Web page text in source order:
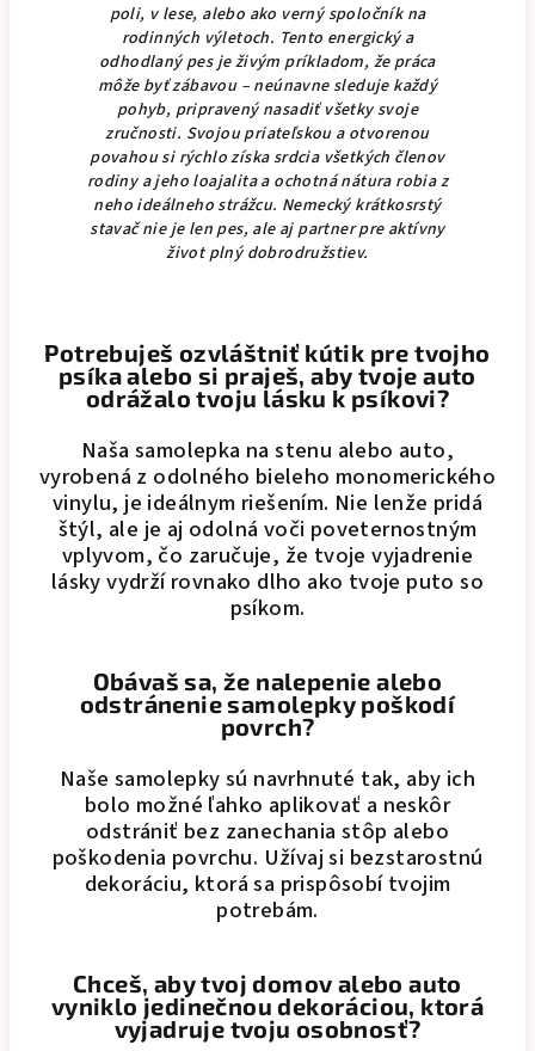
poli, v lese, alebo ako verný spoločník na
rodinných výletoch. Tento energický a
odhodlaný pes je živým príkladom, že práca
môže byť zábavou – neúnavne sleduje každý
pohyb, pripravený nasadiť všetky svoje
zručnosti. Svojou priateľskou a otvorenou
povahou si rýchlo získa srdcia všetkých členov
rodiny a jeho loajalita a ochotná nátura robia z
neho ideálneho strážcu. Nemecký krátkosrstý
stavač nie je len pes, ale aj partner pre aktívny
život plný dobrodružstiev.
Potrebuješ ozvláštniť kútik pre tvojho
psíka alebo si praješ, aby tvoje auto
odrážalo tvoju lásku k psíkovi?
Naša samolepka na stenu alebo auto,
vyrobená z odolného bieleho monomerického
vinylu, je ideálnym riešením. Nie lenže pridá
štýl, ale je aj odolná voči poveternostným
vplyvom, čo zaručuje, že tvoje vyjadrenie
lásky vydrží rovnako dlho ako tvoje puto so
psíkom.
Obávaš sa, že nalepenie alebo
odstránenie samolepky poškodí
povrch?
Naše samolepky sú navrhnuté tak, aby ich
bolo možné ľahko aplikovať a neskôr
odstrániť bez zanechania stôp alebo
poškodenia povrchu. Užívaj si bezstarostnú
dekoráciu, ktorá sa prispôsobí tvojim
potrebám.
Chceš, aby tvoj domov alebo auto
vyniklo jedinečnou dekoráciou, ktorá
vyjadruje tvoju osobnosť?